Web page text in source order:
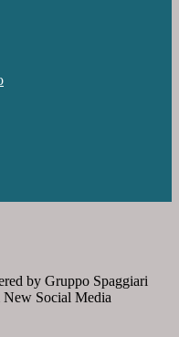
by Gruppo Spaggiari
Social Media